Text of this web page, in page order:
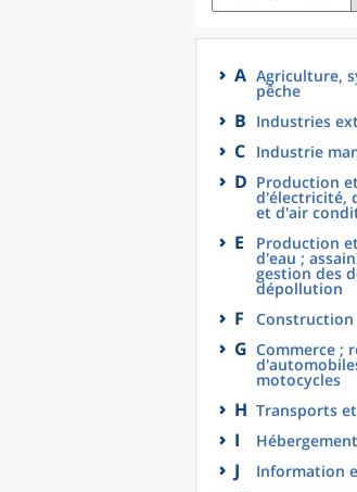
A Agriculture,
pêche
B Industries
C Industrie
D Production
d'électricité,
et d'air
E Production
d'eau ;
gestion des
dépollution
F Construction
G Commerce ;
motocycles
H Transports
I
J Information